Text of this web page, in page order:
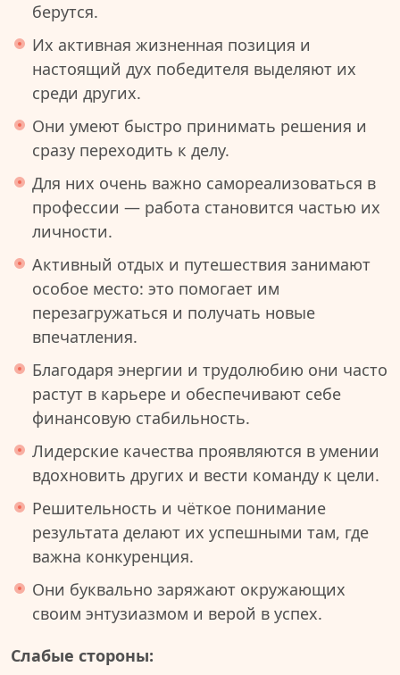
берутся.
Их активная жизненная позиция и
настоящий дух победителя выделяют их
среди других.
Они умеют быстро принимать решения и
сразу переходить к делу.
Для них очень важно самореализоваться в
профессии — работа становится частью их
личности.
Активный отдых и путешествия занимают
особое место: это помогает им
перезагружаться и получать новые
впечатления.
Благодаря энергии и трудолюбию они часто
растут в карьере и обеспечивают себе
финансовую стабильность.
Лидерские качества проявляются в умении
вдохновить других и вести команду к цели.
Решительность и чёткое понимание
результата делают их успешными там, где
важна конкуренция.
Они буквально заряжают окружающих
своим энтузиазмом и верой в успех.
Слабые стороны: